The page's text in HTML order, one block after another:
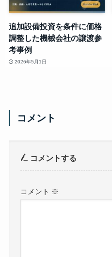
追加設備投資を条件に価格
調整した機械会社の譲渡参
考事例
2026年5月1日
コメント
コメントする
コメント ※